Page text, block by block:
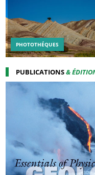
PHOTOTHÉQUES
PUBLICATIONS&